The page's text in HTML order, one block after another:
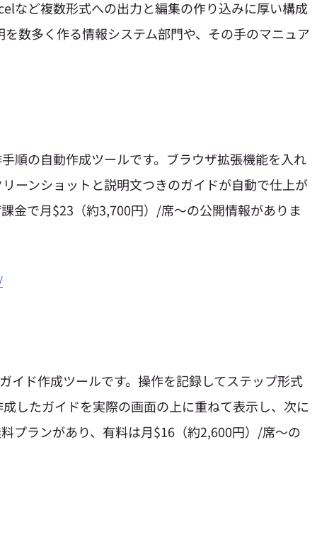
など複数形式への出力と編集の作り込みに厚い構成
数多く作る情報システム部門や、その手のマニュア
順の自動作成ツールです。ブラウザ拡張機能を入れ
ーンショットと説明文つきのガイドが自動で仕上が
金で月$23（約3,700円）/席〜の公開情報がありま
イド作成ツールです。操作を記録してステップ形式
したガイドを実際の画面の上に重ねて表示し、次に
プランがあり、有料は月$16（約2,600円）/席〜の